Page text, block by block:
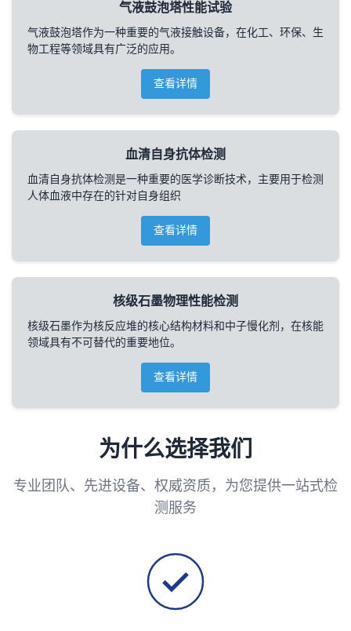
气液鼓泡塔性能试验
气液鼓泡塔作为一种重要的气液接触设备，在化工、环保、生
物工程等领域具有广泛的应用。
查看详情
血清自身抗体检测
血清自身抗体检测是一种重要的医学诊断技术，主要用于检测
人体血液中存在的针对自身组织
查看详情
核级石墨物理性能检测
核级石墨作为核反应堆的核心结构材料和中子慢化剂，在核能
领域具有不可替代的重要地位。
查看详情
为什么选择我们
专业团队、先进设备、权威资质，为您提供一站式检
测服务